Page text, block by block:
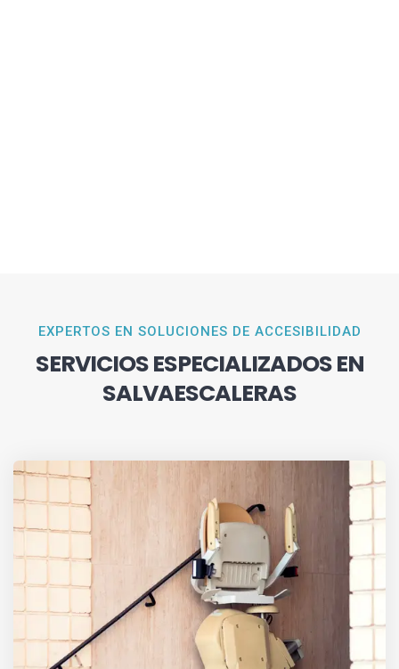
EXPERTOS EN SOLUCIONES DE ACCESIBILIDAD
SERVICIOS ESPECIALIZADOS EN
SALVAESCALERAS